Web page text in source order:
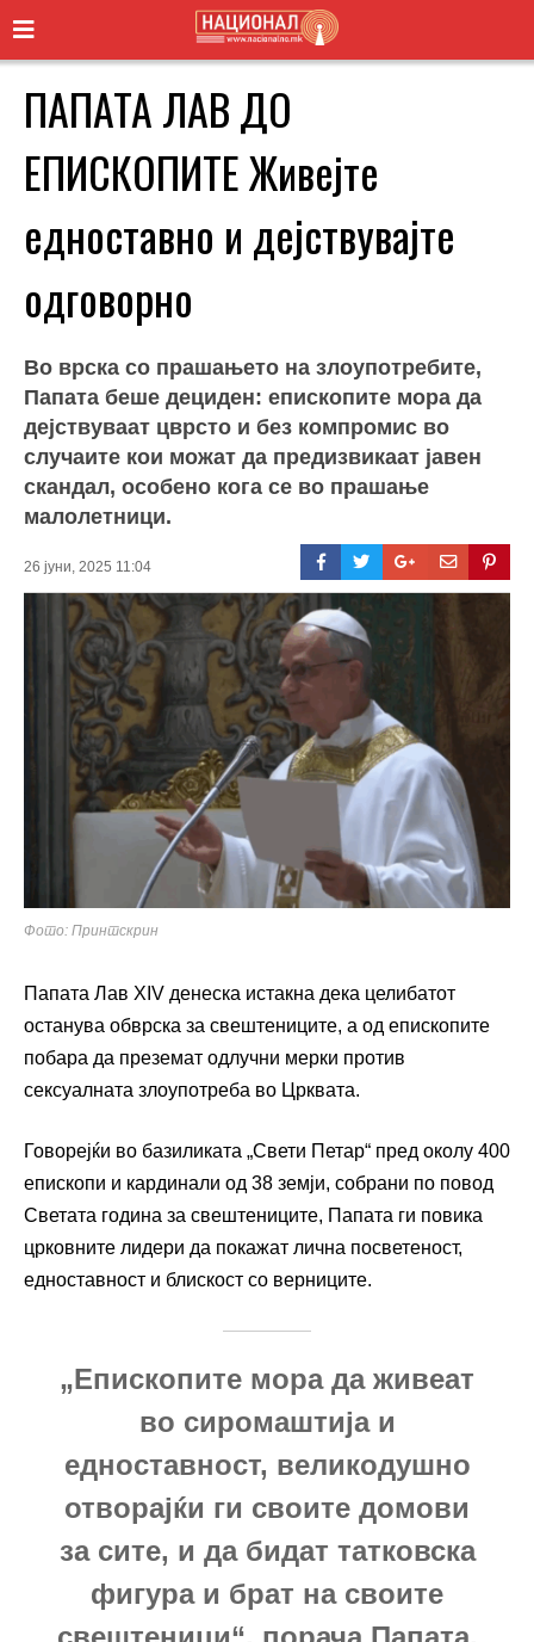
ПАПАТА ЛАВ ДО
ЕПИСКОПИТЕ Живејте
едноставно и дејствувајте
одговорно
Во врска со прашањето на злоупотребите,
Папата беше дециден: епископите мора да
дејствуваат цврсто и без компромис во
случаите кои можат да предизвикаат јавен
скандал, особено кога се во прашање
малолетници.
26 јуни, 2025 11:04
Фото: Принтскрин
Папата Лав XIV денеска истакна дека целибатот
останува обврска за свештениците, а од епископите
побара да преземат одлучни мерки против
сексуалната злоупотреба во Црквата.
Говорејќи во базиликата „Свети Петар“ пред околу 400
епископи и кардинали од 38 земји, собрани по повод
Светата година за свештениците, Папата ги повика
црковните лидери да покажат лична посветеност,
едноставност и блискост со верниците.
„Епископите мора да живеат
во сиромаштија и
едноставност, великодушно
отворајќи ги своите домови
за сите, и да бидат татковска
фигура и брат на своите